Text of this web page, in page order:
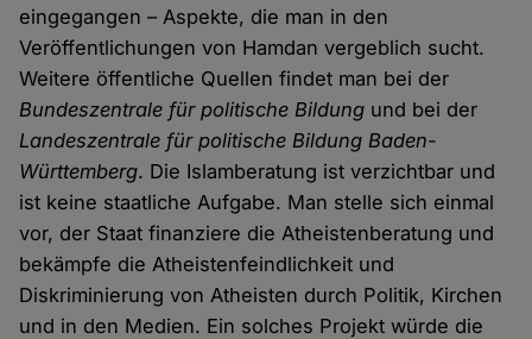
eingegangen – Aspekte, die man in den
Veröffentlichungen von Hamdan vergeblich sucht.
Weitere öffentliche Quellen findet man bei der
Bundeszentrale für politische Bildung und bei der
Landeszentrale für politische Bildung Baden-
Württemberg. Die Islamberatung ist verzichtbar und
ist keine staatliche Aufgabe. Man stelle sich einmal
vor, der Staat finanziere die Atheistenberatung und
bekämpfe die Atheistenfeindlichkeit und
Diskriminierung von Atheisten durch Politik, Kirchen
und in den Medien. Ein solches Projekt würde die